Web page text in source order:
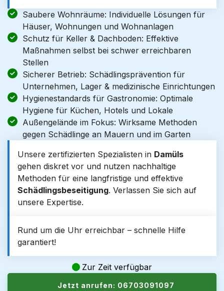
Saubere Wohnräume: Individuelle Lösungen für
Häuser, Wohnungen und Wohnanlagen
Schutz für Keller & Dachboden: Effektive
Maßnahmen selbst bei schwer erreichbaren
Stellen
Sicherer Betrieb: Schädlingsprävention für
Unternehmen, Lager & medizinische Einrichtungen
Hygienestandards für Gastronomie: Optimale
Hygiene für Küchen, Hotels und Lokale
Außengelände im Fokus: Wirksame Methoden
gegen Schädlinge an Mauern und im Garten
Unsere zertifizierten Spezialisten in Damüls
gehen diskret vor und nutzen nachhaltige
Methoden für eine langfristige und effektive
Schädlingsbeseitigung. Verlassen Sie sich auf
unsere Expertise.
Rund um die Uhr erreichbar – schnelle Hilfe
garantiert!
Zur Zeit verfügbar
Jetzt anrufen: 06703091097